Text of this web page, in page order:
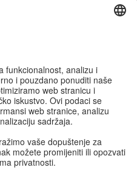
Goethe-Instituta